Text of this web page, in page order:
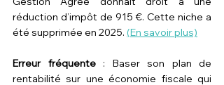
réduction d’impôt de 915 €. Cette niche a
été supprimée en 2025. (En savoir plus)
Erreur fréquente : Baser son plan de
rentabilité sur une économie fiscale qui